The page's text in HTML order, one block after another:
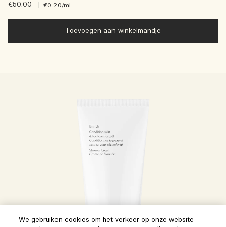
€50.00 €0.20/ml
Toevoegen aan winkelmandje
We gebruiken cookies om het verkeer op onze website